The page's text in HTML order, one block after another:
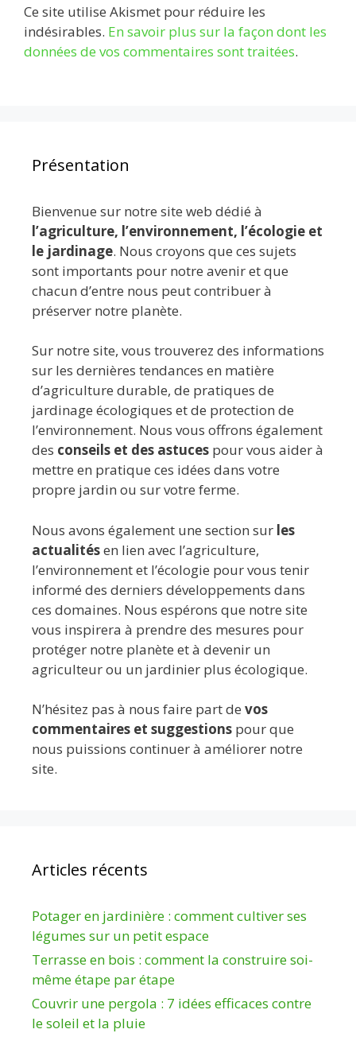
Ce site utilise Akismet pour réduire les
indésirables. En savoir plus sur la façon dont les
données de vos commentaires sont traitées.
Présentation
Bienvenue sur notre site web dédié à
l’agriculture, l’environnement, l’écologie et
le jardinage. Nous croyons que ces sujets
sont importants pour notre avenir et que
chacun d’entre nous peut contribuer à
préserver notre planète.
Sur notre site, vous trouverez des informations
sur les dernières tendances en matière
d’agriculture durable, de pratiques de
jardinage écologiques et de protection de
l’environnement. Nous vous offrons également
des conseils et des astuces pour vous aider à
mettre en pratique ces idées dans votre
propre jardin ou sur votre ferme.
Nous avons également une section sur les
actualitésen lien avec l’agriculture,
l’environnement et l’écologie pour vous tenir
informé des derniers développements dans
ces domaines. Nous espérons que notre site
vous inspirera à prendre des mesures pour
protéger notre planète et à devenir un
agriculteur ou un jardinier plus écologique.
N’hésitez pas à nous faire part de vos
commentaires et suggestions pour que
nous puissions continuer à améliorer notre
site.
Articles récents
Potager en jardinière : comment cultiver ses
légumes sur un petit espace
Terrasse en bois : comment la construire soi-
même étape par étape
Couvrir une pergola : 7 idées efficaces contre
le soleil et la pluie